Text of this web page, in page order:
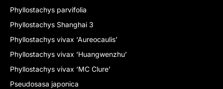
Phyllostachys parvifolia
Phyllostachys Shanghai 3
Phyllostachys vivax ‘Aureocaulis’
Phyllostachys vivax ‘Huangwenzhu’
Phyllostachys vivax ‘MC Clure’
Pseudosasa japonica